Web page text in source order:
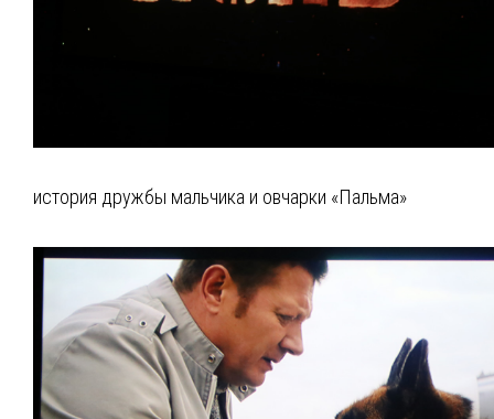
история дружбы мальчика и овчарки «Пальма»